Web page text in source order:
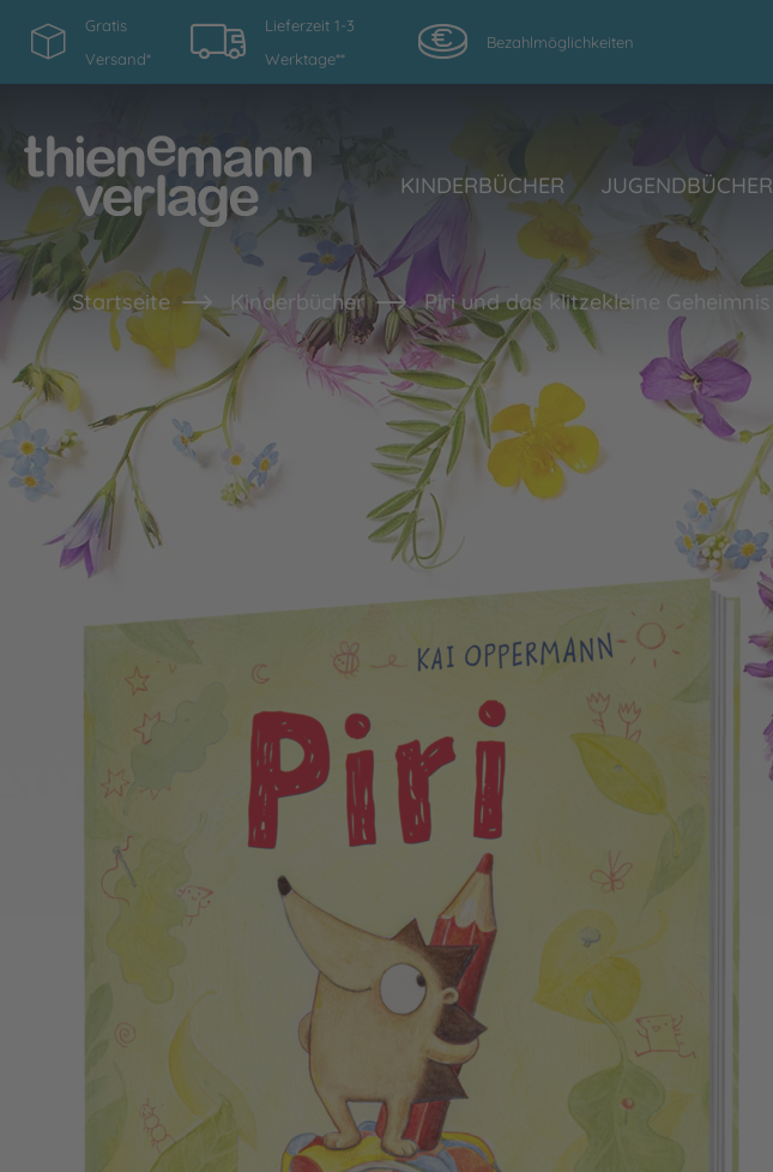
Gratis
Versand*
Lieferzeit 1-3
Werktage**
Bezahlmöglichkeiten
KINDERBÜCHER JUGENDBÜCHER
Startseite Kinderbücher Piri und das klitzekleine Geheimnis